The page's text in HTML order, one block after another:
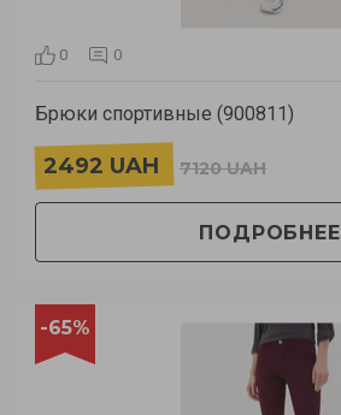
0 0
Брюки спортивные (900811)
2492 UAH 7120 UAH
ПОДРОБНЕЕ
-65%